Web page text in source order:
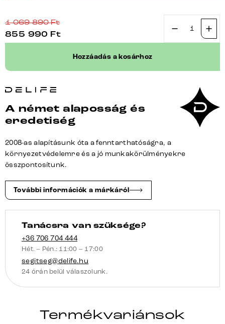
1 069 890Ft
855 990 Ft
Étkezőasztal
tölgy
természetes
alakú
fekete
Live-
Hozzáadás a kosárhoz
A német alaposság és
eredetiség
2008-as alapításunk óta a fenntarthatóságra, a
környezetvédelemre és a jó munkakörülményekre
összpontosítunk.
További információk a márkáról
Tanácsra van szüksége?
+36 706 704 444
Hét. – Pén.: 11:00 – 17:00
segitseg@delife.hu
24 órán belül válaszolunk.
Termékvariánsok